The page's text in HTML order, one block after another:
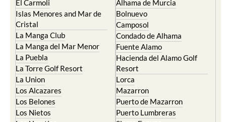
Cristal
La Manga Club
La Manga del Mar Menor
La Puebla
La Torre Golf Resort
La Union
Los Alcazares
Los Belones
Los Nietos
Los Urrutias
Mar Menor Golf Resort
Camposol
Condado de Alhama
Fuente Alamo
Hacienda del Alamo Golf
Resort
Lorca
Mazarron
Puerto de Mazarron
Puerto Lumbreras
Sierra Espuna
Totana